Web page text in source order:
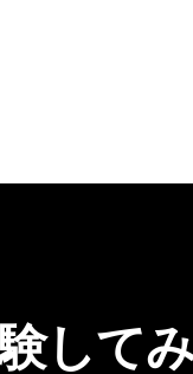
して